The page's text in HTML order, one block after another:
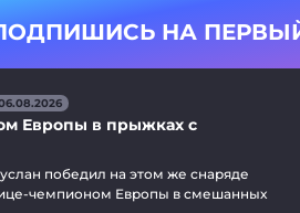
НА ПЕРВЫЙ
Европы в прыжках с
победил на этом же снаряде
чемпионом Европы в смешанных